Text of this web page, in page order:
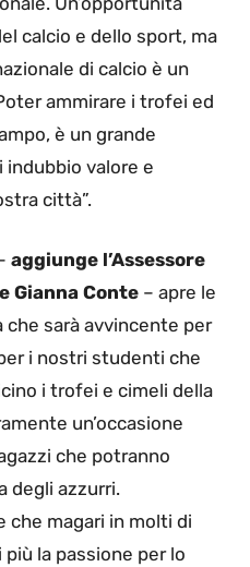
calcio e dello sport, ma
di calcio è un
ammirare i trofei ed
è un grande
indubbio valore e
città”.
aggiunge l’Assessore
Gianna Conte – apre le
sarà avvincente per
i nostri studenti che
i trofei e cimeli della
un’occasione
che potranno
degli azzurri.
che magari in molti di
la passione per lo